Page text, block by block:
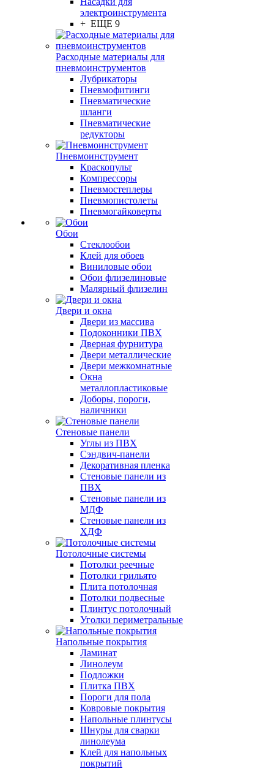
электроинструмента
+ ЕЩЕ 9
Расходные материалы для
пневмоинструментов
Лубрикаторы
Пневмофитинги
Пневматические
шланги
Пневматические
редукторы
Пневмоинструмент
Краскопульт
Компрессоры
Пневмостеплеры
Пневмопистолеты
Пневмогайковерты
Обои
Стеклообои
Клей для обоев
Виниловые обои
Обои флизелиновые
Малярный флизелин
Двери и окна
Двери из массива
Подоконники ПВХ
Дверная фурнитура
Двери металлические
Двери межкомнатные
Окна
металлопластиковые
Доборы, пороги,
наличники
Стеновые панели
Углы из ПВХ
Сэндвич-панели
Декоративная пленка
Стеновые панели из
ПВХ
Стеновые панели из
МДФ
Стеновые панели из
ХДФ
Потолочные системы
Потолки реечные
Потолки грильято
Плита потолочная
Потолки подвесные
Плинтус потолочный
Уголки периметральные
Напольные покрытия
Ламинат
Линолеум
Подложки
Плитка ПВХ
Пороги для пола
Ковровые покрытия
Напольные плинтусы
Шнуры для сварки
линолеума
Клей для напольных
покрытий